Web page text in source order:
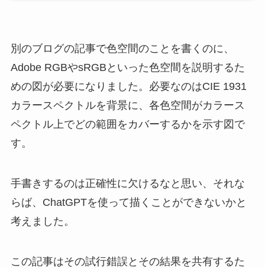
別のブログの記事で色空間のことを書くのに、
Adobe RGBやsRGBといった色空間を説明するた
めの図が必要になりました。必要なのはCIE 1931
カラースペクトルを背景に、各色空間がカラース
ペクトル上でどの範囲をカバーするかを示す図で
す。
手書きするのは正確性に欠けるなと思い、それな
らば、ChatGPTを使って描くことができないかと
考えました。
この記事はその試行錯誤とその結果を共有するた